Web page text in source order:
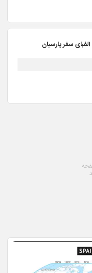
سفر پارسیان